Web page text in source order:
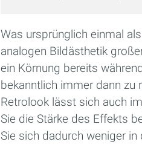
Was ursprünglich einmal
analogen Bildästhetik
ein Körnung bereits
bekanntlich immer dann zu
Retrolook lässt sich auch
Sie die Stärke des Effekts
Sie sich dadurch weniger